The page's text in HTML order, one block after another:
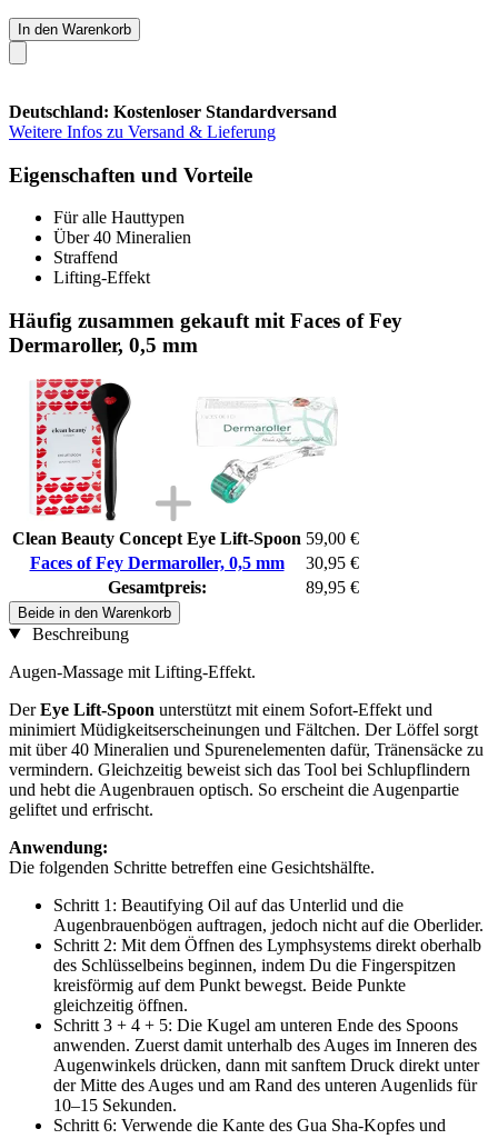
In den Warenkorb
Deutschland: Kostenloser Standardversand
Weitere Infos zu Versand & Lieferung
Eigenschaften und Vorteile
Für alle Hauttypen
Über 40 Mineralien
Straffend
Lifting-Effekt
Häufig zusammen gekauft mit Faces of Fey
Dermaroller, 0,5 mm
Clean Beauty Concept Eye Lift-Spoon 59,00 €
Faces of Fey Dermaroller, 0,5 mm
30,95 €
Gesamtpreis:
89,95 €
Beide in den Warenkorb
Beschreibung
Augen-Massage mit Lifting-Effekt.
DerEye Lift-Spoon unterstützt mit einem Sofort-Effekt und
minimiert Müdigkeitserscheinungen und Fältchen. Der Löffel sorgt
mit über 40 Mineralien und Spurenelementen dafür, Tränensäcke zu
vermindern. Gleichzeitig beweist sich das Tool bei Schlupflindern
und hebt die Augenbrauen optisch. So erscheint die Augenpartie
geliftet und erfrischt.
Anwendung:
Die folgenden Schritte betreffen eine Gesichtshälfte.
Schritt 1: Beautifying Oil auf das Unterlid und die
Augenbrauenbögen auftragen, jedoch nicht auf die Oberlider.
Schritt 2: Mit dem Öffnen des Lymphsystems direkt oberhalb
des Schlüsselbeins beginnen, indem Du die Fingerspitzen
kreisförmig auf dem Punkt bewegst. Beide Punkte
gleichzeitig öffnen.
Schritt 3 + 4 + 5: Die Kugel am unteren Ende des Spoons
anwenden. Zuerst damit unterhalb des Auges im Inneren des
Augenwinkels drücken, dann mit sanftem Druck direkt unter
der Mitte des Auges und am Rand des unteren Augenlids für
10–15 Sekunden.
Schritt 6: Verwende die Kante des Gua Sha-Kopfes und